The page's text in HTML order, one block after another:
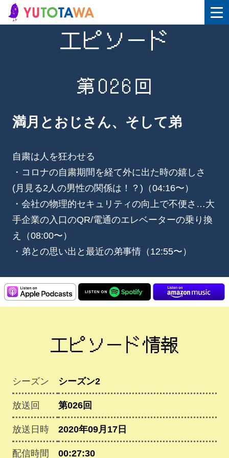
エピソード
第026回
満月とおじさん、そして弟
自粛は人を狂わせる
・コロナの自粛期間を経て外に出た時の嬉しさ
(月見る2人の男性の関係は！？)（04:16〜）
・会社の物理的セキュリティの向上で不便さ…大
手企業の入口のQR/電通のエレベーターの乗り換
え（08:00〜）
・弟との思い出と最近の弟事情（12:55〜）
エピソード情報
シーズン シーズン2
放送回 第026回
放送日時 2020年09月17日
配信時間 00:27:30